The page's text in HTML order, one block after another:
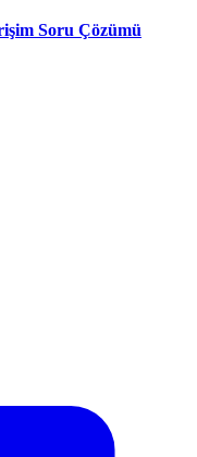
Soru Çözümü